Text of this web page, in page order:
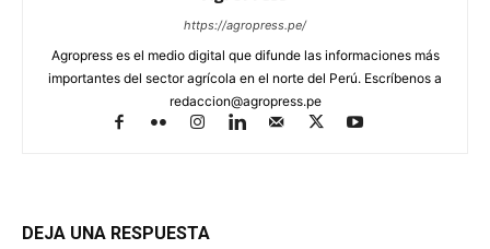
https://agropress.pe/
Agropress es el medio digital que difunde las informaciones más
importantes del sector agrícola en el norte del Perú. Escríbenos a
redaccion@agropress.pe
DEJA UNA RESPUESTA